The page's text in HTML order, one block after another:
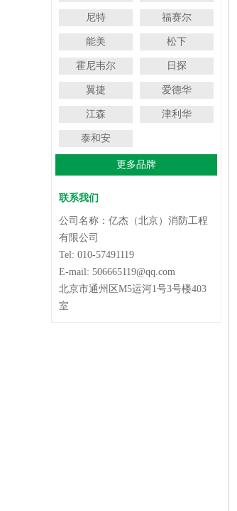
尼特 福赛尔
能美 松下
霍尼韦尔 日探
翼捷 爱德华
江森 津利华
泰和安
更多品牌
联系我们
公司名称：亿杰（北京）消防工程
有限公司
Tel: 010-57491119
E-mail: 506665119@qq.com
北京市通州区M5运河1号3号楼403
室